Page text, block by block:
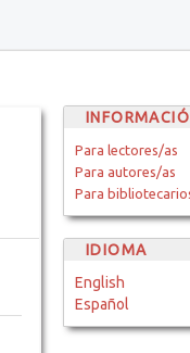
Para lectores/as
Para autores/as
Para
IDIOMA
English
Español